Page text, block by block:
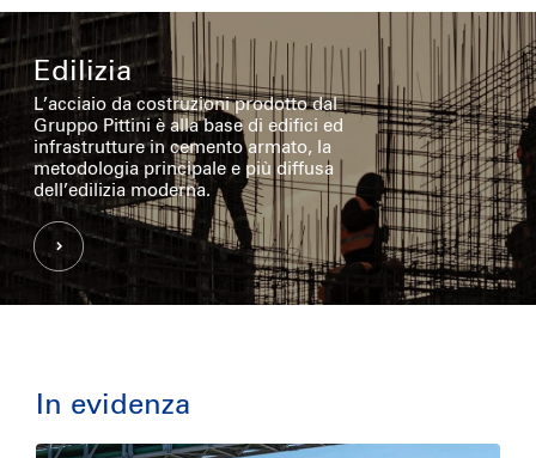
Edilizia
L’acciaio da costruzioni prodotto dal
Gruppo Pittini è alla base di edifici ed
infrastrutture in cemento armato, la
metodologia principale e più diffusa
dell’edilizia moderna.
In evidenza